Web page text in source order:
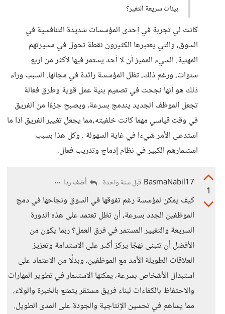
بيئات سريعة التغير؟
كانت لي تجربة في إحدى المؤسسات شديدة التنافسية في
السوق، والتي يعتبرها الكثيرون نقطة تحول في مسيرتهم
المهنية. الشيء المميز أن لا أحد يستمر فيها لأكثر من أربع
سنوات، ورغم ذلك، تظل المؤسسة رائدة في مجالها. السبب وراء
ذلك هو أنها نجحت في تصميم بنية عمل قوية وطرق فعالة
تجعل الموظف الجديد يندمج بسرعة، ويصبح جزءًا من الفريق
في وقت قياسي مهما كانت خلفيته,مما يجعل تغيير الفريق اذا ما
استدعى الأمر شيءا في غاية السهولة . وكل هذا بسبب
استثمارهم الكبير في نظام إدماج وتدريب فعال.
1
BasmaNabil17 قبل سنة واحدة أضف ردا
كيف يمكن لمؤسسة رغم تفوقها في السوق ونجاحها في دمج
الموظفين الجدد بسرعة، أن تظل تعتمد على هذه الدورة
السريعة والتغيير المستمر في فرق العمل؟ ربما يكون من
الأفضل أن تتبنى نهجًا يركز أكثر على الاستدامة وتعزيز
العلاقات الطويلة الأمد مع الموظفين، وبدلًا من الاعتماد على
استبدال الأشخاص بسرعة، يمكنها الاستثمار في تطوير المهارات
والاحتفاظ بالكفاءات لبناء فريق مستقر يتمتع بالخبرة والولاء،
مما يساهم في تحسين الإنتاجية والجودة على المدى الطويل.